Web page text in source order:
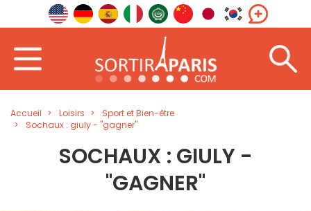
Accueil Loisirs
Sport et Bien-être
Sochaux : giuly - "gagner"
SOCHAUX : GIULY -
"GAGNER"